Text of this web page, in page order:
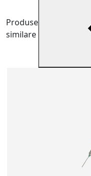
Produse
similare